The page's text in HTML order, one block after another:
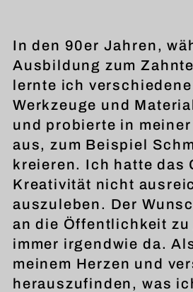
In den 90er Jahren,
Ausbildung zum
lernte ich
Werkzeuge und
und probierte in
aus, zum Beispiel
kreieren. Ich hatte das
Kreativität nicht
auszuleben. Der
an die Öffentlichkeit zu
immer irgendwie da.
meinem Herzen und
herauszufinden, was